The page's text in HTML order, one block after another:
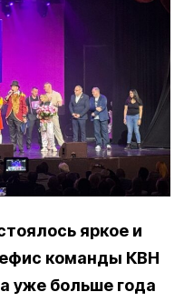
яркое и
команды КВН
уже больше года